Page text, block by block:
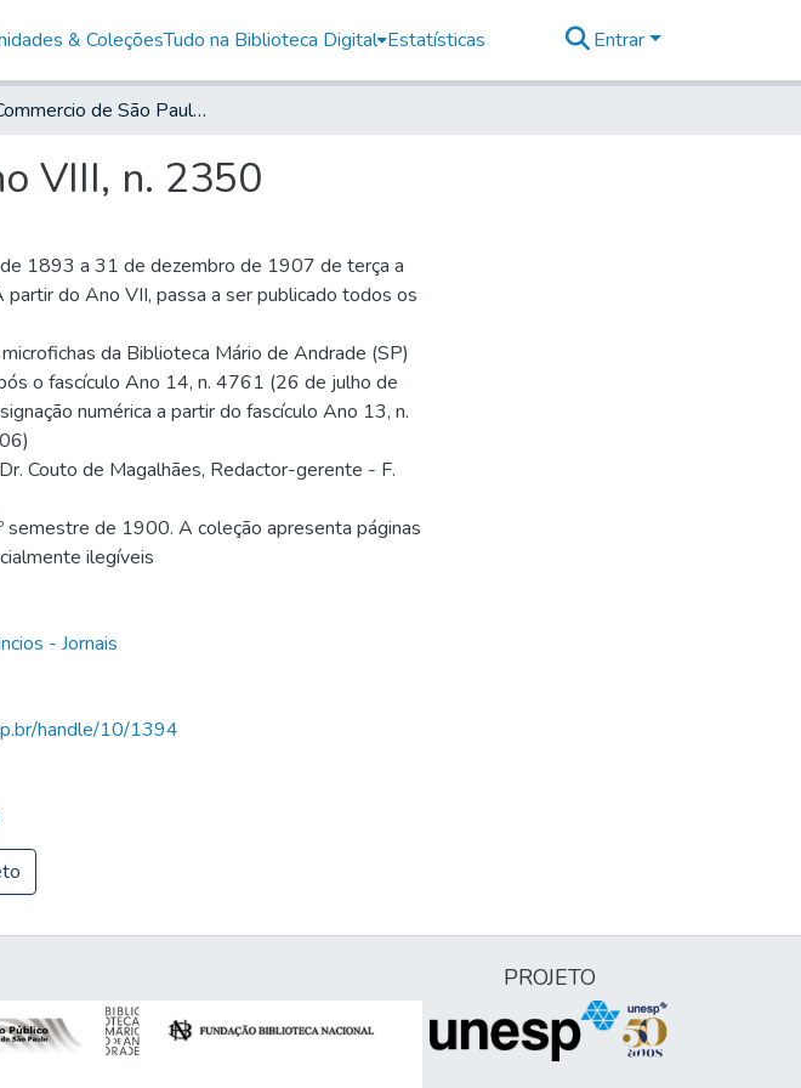
& ColeçõesTudo na Biblioteca Digital Estatísticas Entrar
O Commercio de São Paulo, 1900, Ano VIII, n. 2350
VIII, n. 2350
1893 a 31 de dezembro de 1907 de terça a
do Ano VII, passa a ser publicado todos os
da Biblioteca Mário de Andrade (SP)
o fascículo Ano 14, n. 4761 (26 de julho de
numérica a partir do fascículo Ano 13, n.
Couto de Magalhães, Redactor-gerente - F.
semestre de 1900. A coleção apresenta páginas
ilegíveis
- Jornais
handle/10/1394
PROJETO